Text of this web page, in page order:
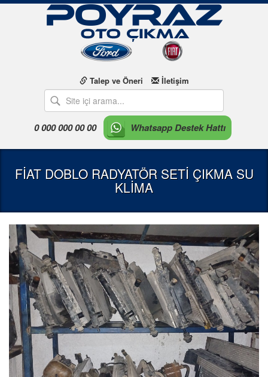
Talep ve Öneri İletişim
0 000 000 00 00 Whatsapp Destek Hattı
FİAT DOBLO RADYATÖR SETİ ÇIKMA SU
KLİMA